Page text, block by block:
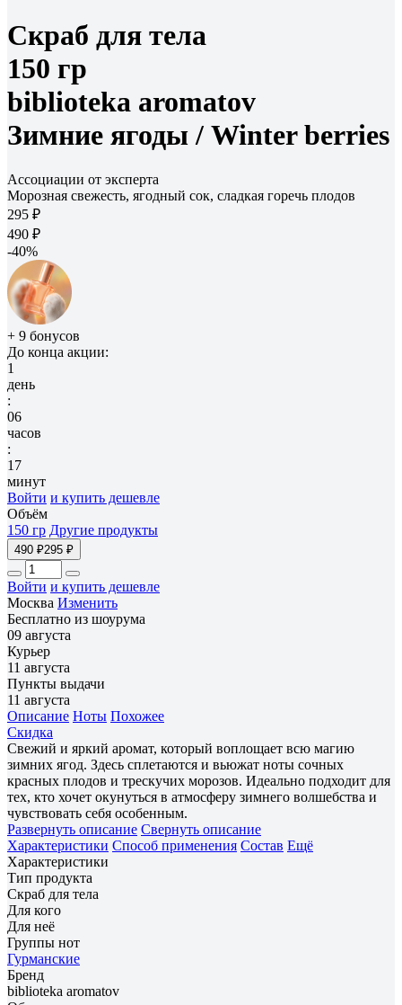
Скраб для тела
150 гр
biblioteka aromatov
Зимние ягоды / Winter berries
Ассоциации от эксперта
Морозная свежесть, ягодный сок, сладкая горечь плодов
295 ₽
490 ₽
-40%
+ 9 бонусов
До конца акции:
1
день
:
06
часов
:
17
минут
Войти и купить дешевле
Объём
150 гр Другие продукты
490 ₽295 ₽
Войти и купить дешевле
Москва Изменить
Бесплатно из шоурума
09 августа
Курьер
11 августа
Пункты выдачи
11 августа
Описание Ноты Похожее
Скидка
Свежий и яркий аромат, который воплощает всю магию
зимних ягод. Здесь сплетаются и вьюжат ноты сочных
красных плодов и трескучих морозов. Идеально подходит для
тех, кто хочет окунуться в атмосферу зимнего волшебства и
чувствовать себя особенным.
Развернуть описание Свернуть описание
Характеристики Способ применения Состав Ещё
Характеристики
Тип продукта
Скраб для тела
Для кого
Для неё
Группы нот
Гурманские
Бренд
biblioteka aromatov